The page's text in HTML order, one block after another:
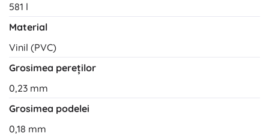
581 l
Material
Vinil (PVC)
Grosimea pereților
0,23 mm
Grosimea podelei
0,18 mm